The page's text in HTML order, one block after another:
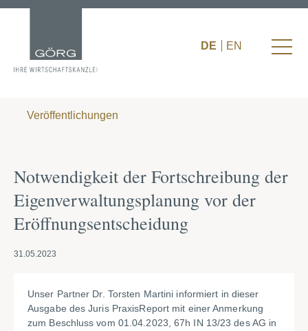
DE EN
Veröffentlichungen
Notwendigkeit der Fortschreibung der
Eigenverwaltungsplanung vor der
Eröffnungsentscheidung
31.05.2023
Unser Partner Dr. Torsten Martini informiert in dieser
Ausgabe des Juris PraxisReport mit einer Anmerkung
zum Beschluss vom 01.04.2023, 67h IN 13/23 des AG in